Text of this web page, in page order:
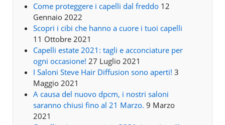
Come proteggere i capelli dal freddo 12
Gennaio 2022
Scopri i cibi che hanno a cuore i tuoi capelli
11 Ottobre 2021
Capelli estate 2021: tagli e acconciature per
ogni occasione! 27 Luglio 2021
I Saloni Steve Hair Diffusion sono aperti! 3
Maggio 2021
A causa del nuovo dpcm, i nostri saloni
saranno chiusi fino al 21 Marzo. 9 Marzo
2021